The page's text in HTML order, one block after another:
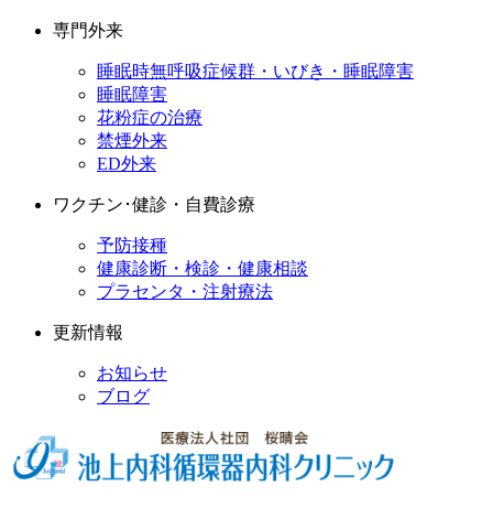
専門外来
睡眠時無呼吸症候群・いびき・睡眠障害
睡眠障害
花粉症の治療
禁煙外来
ED外来
ワクチン･健診・自費診療
予防接種
健康診断・検診・健康相談
プラセンタ・注射療法
更新情報
お知らせ
ブログ